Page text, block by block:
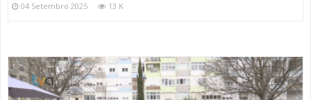
04 Setembro 2025 13 K